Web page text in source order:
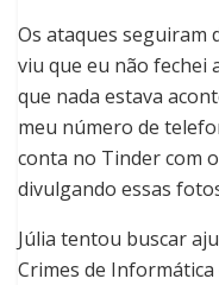
Os ataques seguiram
viu que eu não fechei
que nada estava
meu número de
conta no Tinder com
divulgando essas
Júlia tentou buscar
Crimes de Informática